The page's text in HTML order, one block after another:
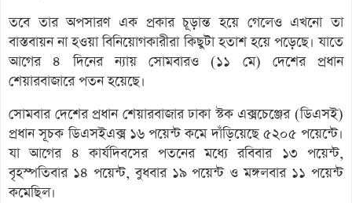
তবে তার অপসারণ এক প্রকার চূড়ান্ত হয়ে গেলেও এখনো তা
বাস্তবায়ন না হওয়া বিনিয়োগকারীরা কিছুটা হতাশ হয়ে পড়েছে। যাতে
আগের ৪ দিনের ন্যায় সোমবারও (১১ মে) দেশের প্রধান
শেয়ারবাজারে পতন হয়েছে।
সোমবার দেশের প্রধান শেয়ারবাজার ঢাকা স্টক এক্সচেঞ্জের (ডিএসই)
প্রধান সূচক ডিএসইএক্স ১৬ পয়েন্ট কমে দাঁড়িয়েছে ৫২০৫ পয়েন্টে।
যা আগের ৪ কার্যদিবসের পতনের মধ্যে রবিবার ১৩ পয়েন্ট,
বৃহস্পতিবার ১৪ পয়েন্ট, বুধবার ১৯ পয়েন্ট ও মঙ্গলবার ১১ পয়েন্ট
কমেছিল।